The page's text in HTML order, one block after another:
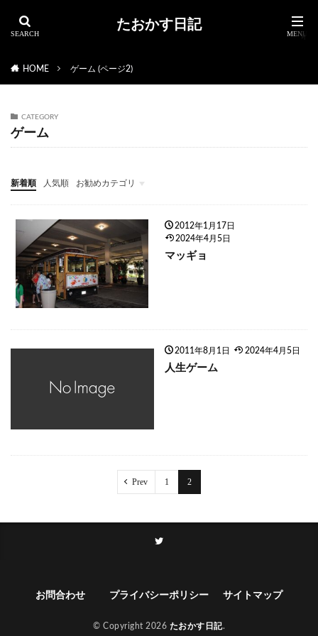
たおかす日記
HOME ゲーム (ページ2)
CATEGORY
ゲーム
新着順 人気順 お勧めカテゴリ
2012年1月17日
2024年4月5日
マッギョ
2011年8月1日 2024年4月5日
人生ゲーム
Prev 1 2
お問合わせ プライバシーポリシー サイトマップ
© Copyright 2026 たおかす日記.